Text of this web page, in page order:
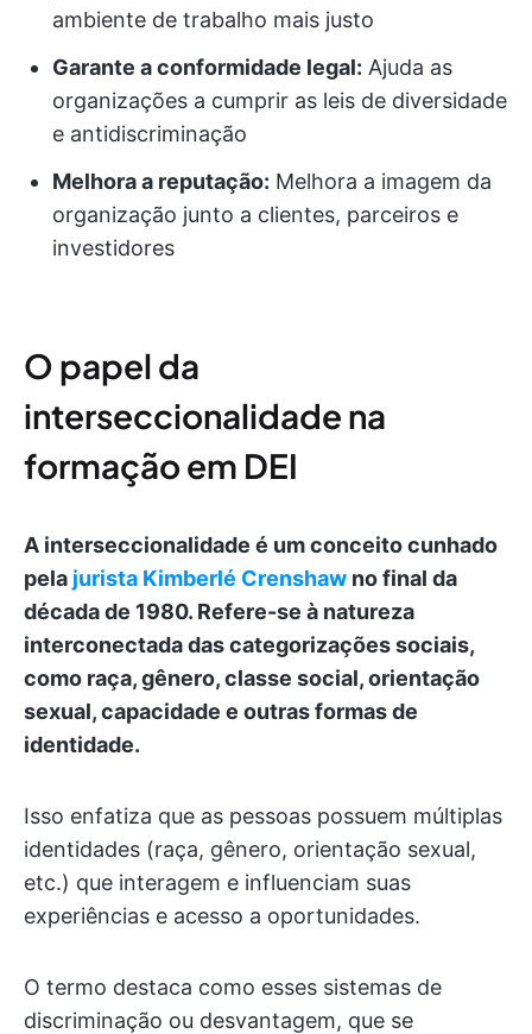
ambiente de trabalho mais justo
Garante a conformidade legal: Ajuda as
organizações a cumprir as leis de diversidade
e antidiscriminação
Melhora a reputação: Melhora a imagem da
organização junto a clientes, parceiros e
investidores
O papel da
interseccionalidade na
formação em DEI
A interseccionalidade é um conceito cunhado
pela jurista Kimberlé Crenshaw no final da
década de 1980. Refere-se à natureza
interconectada das categorizações sociais,
como raça, gênero, classe social, orientação
sexual, capacidade e outras formas de
identidade.
Isso enfatiza que as pessoas possuem múltiplas
identidades (raça, gênero, orientação sexual,
etc.) que interagem e influenciam suas
experiências e acesso a oportunidades.
O termo destaca como esses sistemas de
discriminação ou desvantagem, que se